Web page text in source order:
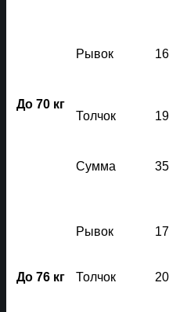
До 70 кг
Рывок
Толчок
Сумма
До 76 кг
Рывок
Толчок